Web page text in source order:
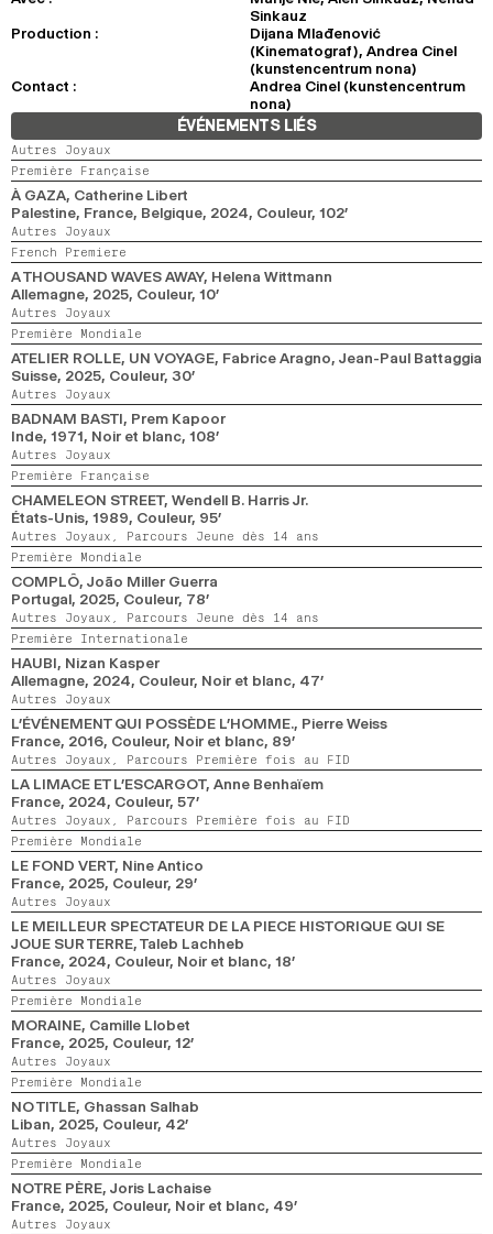
Sinkauz
Production :
Dijana Mlađenović
(Kinematograf), Andrea Cinel
(kunstencentrum nona)
Contact :
Andrea Cinel (kunstencentrum
nona)
ÉVÉNEMENTS LIÉS
Autres Joyaux
Première Française
À GAZA, Catherine Libert
Palestine, France, Belgique, 2024, Couleur, 102’
Autres Joyaux
French Premiere
A THOUSAND WAVES AWAY, Helena Wittmann
Allemagne, 2025, Couleur, 10’
Autres Joyaux
Première Mondiale
ATELIER ROLLE, UN VOYAGE, Fabrice Aragno, Jean-Paul Battaggia
Suisse, 2025, Couleur, 30’
Autres Joyaux
BADNAM BASTI, Prem Kapoor
Inde, 1971, Noir et blanc, 108’
Autres Joyaux
Première Française
CHAMELEON STREET, Wendell B. Harris Jr.
États-Unis, 1989, Couleur, 95’
Autres Joyaux, Parcours Jeune dès 14 ans
Première Mondiale
COMPLÔ, João Miller Guerra
Portugal, 2025, Couleur, 78’
Autres Joyaux, Parcours Jeune dès 14 ans
Première Internationale
HAUBI, Nizan Kasper
Allemagne, 2024, Couleur, Noir et blanc, 47’
Autres Joyaux
L’ÉVÉNEMENT QUI POSSÈDE L’HOMME., Pierre Weiss
France, 2016, Couleur, Noir et blanc, 89’
Autres Joyaux, Parcours Première fois au FID
LA LIMACE ET L’ESCARGOT, Anne Benhaïem
France, 2024, Couleur, 57’
Autres Joyaux, Parcours Première fois au FID
Première Mondiale
LE FOND VERT, Nine Antico
France, 2025, Couleur, 29’
Autres Joyaux
LE MEILLEUR SPECTATEUR DE LA PIECE HISTORIQUE QUI SE
JOUE SUR TERRE, Taleb Lachheb
France, 2024, Couleur, Noir et blanc, 18’
Autres Joyaux
Première Mondiale
MORAINE, Camille Llobet
France, 2025, Couleur, 12’
Autres Joyaux
Première Mondiale
NO TITLE, Ghassan Salhab
Liban, 2025, Couleur, 42’
Autres Joyaux
Première Mondiale
NOTRE PÈRE, Joris Lachaise
France, 2025, Couleur, Noir et blanc, 49’
Autres Joyaux